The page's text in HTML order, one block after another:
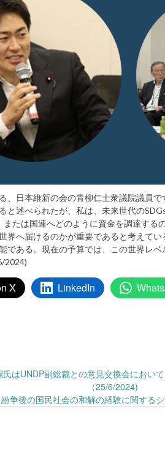
、日本維新の会の青柳仁士衆議院議員
と述べられたが、私は、未来世代の
たは国連へどのように資金を調達する
界へ届けるのかが重要であると考えて
である。現在の予算では、この世界レ
2024)
X LinkedIn
はUNDP副総裁との意見交換会におい
（25/6/2024)
争後の国民社会の和解の経験に関する